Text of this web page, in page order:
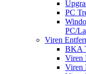
PC
PC/
Viren
BKA
Viren
Viren